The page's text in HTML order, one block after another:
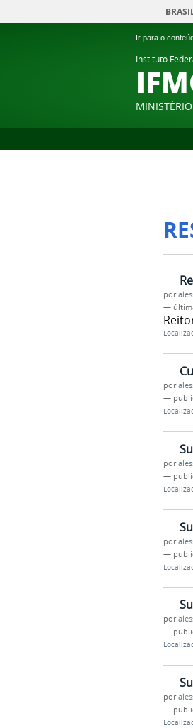
Ir para o
Instituto
por
—
por
—
por
—
por
—
por
—
por
—